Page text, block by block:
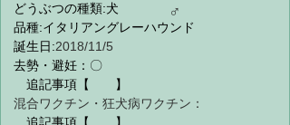
どうぶつの種類:犬
品種:イタリアングレーハウンド
誕生日:2018/11/5
去勢・避妊：〇
追記事項【　　】
混合ワクチン・狂犬病ワクチン：
♂